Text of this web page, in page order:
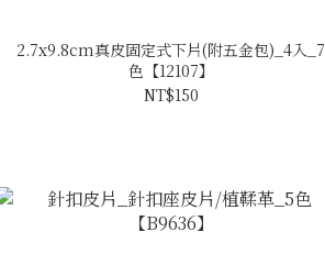
2.7x9.8cm真皮固定式下片(附五金包)_4入_7
色【12107】
NT$150